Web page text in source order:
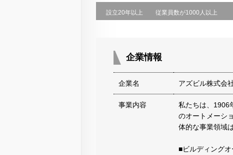
設立20年以上 従業員数が1000人以上
企業情報
企業名 アズビル株式会
事業内容
私たちは、1906
のオートメーシ
体的な事業領域
■ビルディング